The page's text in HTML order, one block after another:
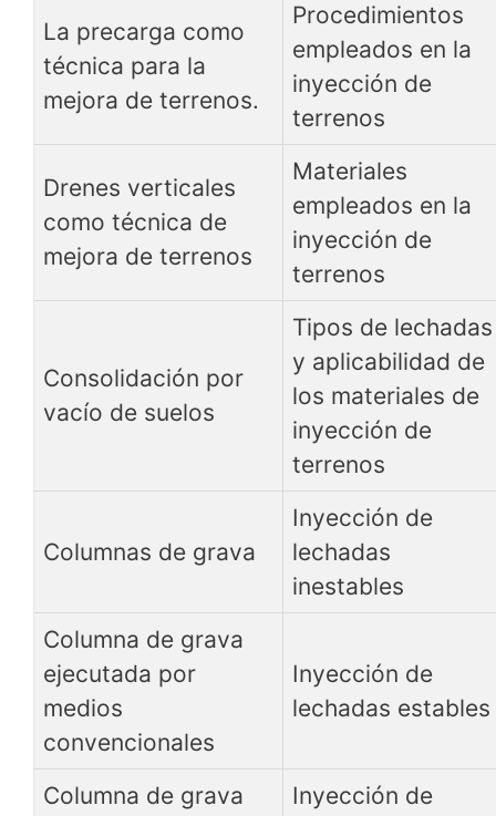
La precarga como
técnica para la
mejora de terrenos.
Procedimientos
empleados en la
inyección de
terrenos
Drenes verticales
como técnica de
mejora de terrenos
Materiales
empleados en la
inyección de
terrenos
Consolidación por
vacío de suelos
Tipos de lechadas
y aplicabilidad de
los materiales de
inyección de
terrenos
Columnas de grava
Inyección de
lechadas
inestables
Columna de grava
ejecutada por
medios
convencionales
Inyección de
lechadas estables
Columna de grava
Inyección de